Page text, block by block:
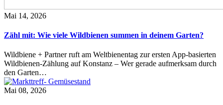
Mai 14, 2026
Zähl mit: Wie viele Wildbienen summen in deinem Garten?
Wildbiene + Partner ruft am Weltbienentag zur ersten App-basierten
Wildbienen-Zählung auf Konstanz – Wer gerade aufmerksam durch
den Garten…
Mai 08, 2026